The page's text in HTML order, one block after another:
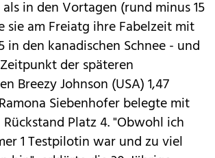
in den Vortagen (rund minus 15
sie am Freiatg ihre Fabelzeit mit
in den kanadischen Schnee - und
der späteren
Breezy Johnson (USA) 1,47
Siebenhofer belegte mit
Rückstand Platz 4. "Obwohl ich
1 Testpilotin war und zu viel